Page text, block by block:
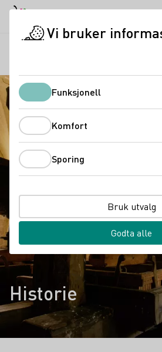
Historie
Vi bruker
FunksjonellFunksjonell
Komfort
Sporing
Bruk utvalg
Godta alle